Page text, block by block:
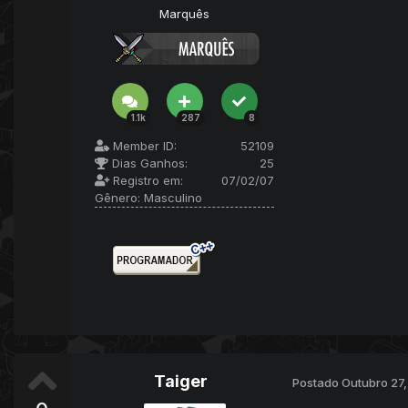
Marquês
1.1k 287 8
Member ID:
52109
Dias Ganhos:
25
Registro em:
07/02/07
Gênero: Masculino
Taiger Postado Outubro